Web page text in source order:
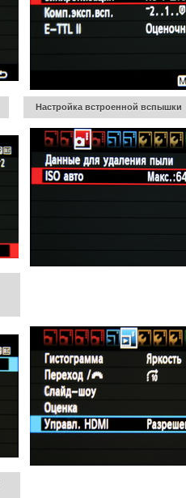
Настройка встроенной вспышки